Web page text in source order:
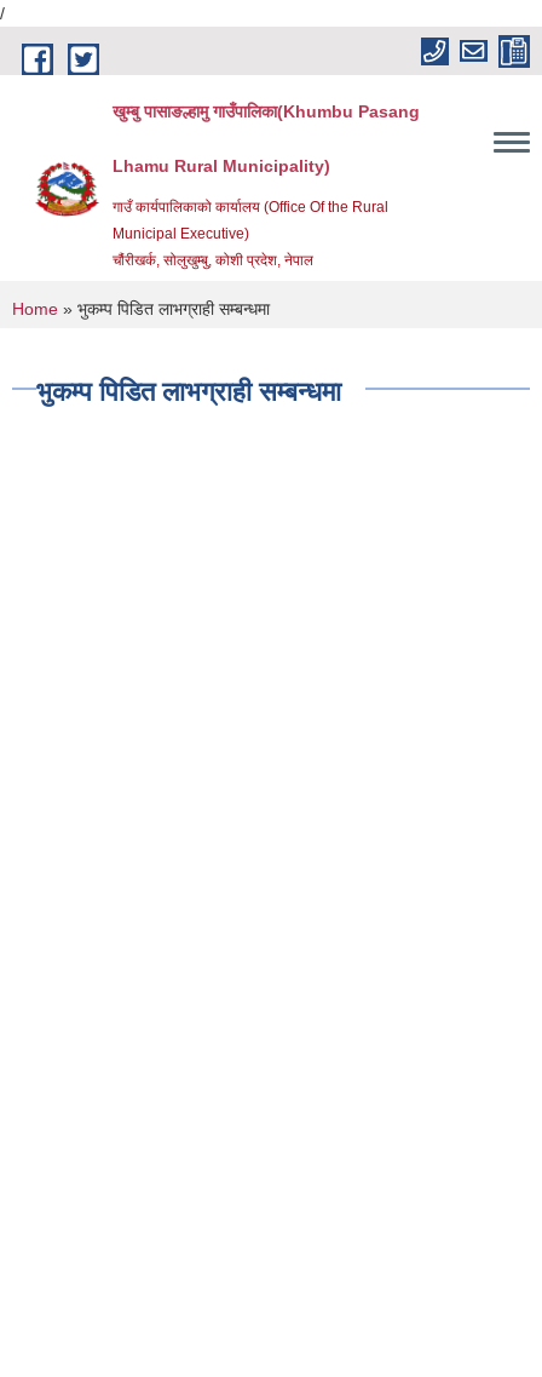
/
Skip to main content
खुम्बु पासाङल्हामु गाउँपालिका(Khumbu Pasang
Lhamu Rural Municipality)
गाउँ कार्यपालिकाको कार्यालय (Office Of the Rural
Municipal Executive)
चौंरीखर्क, सोलुखुम्बु, कोशी प्रदेश, नेपाल
You are here
Home » भुकम्प पिडित लाभग्राही सम्बन्धमा
भुकम्प पिडित लाभग्राही सम्बन्धमा